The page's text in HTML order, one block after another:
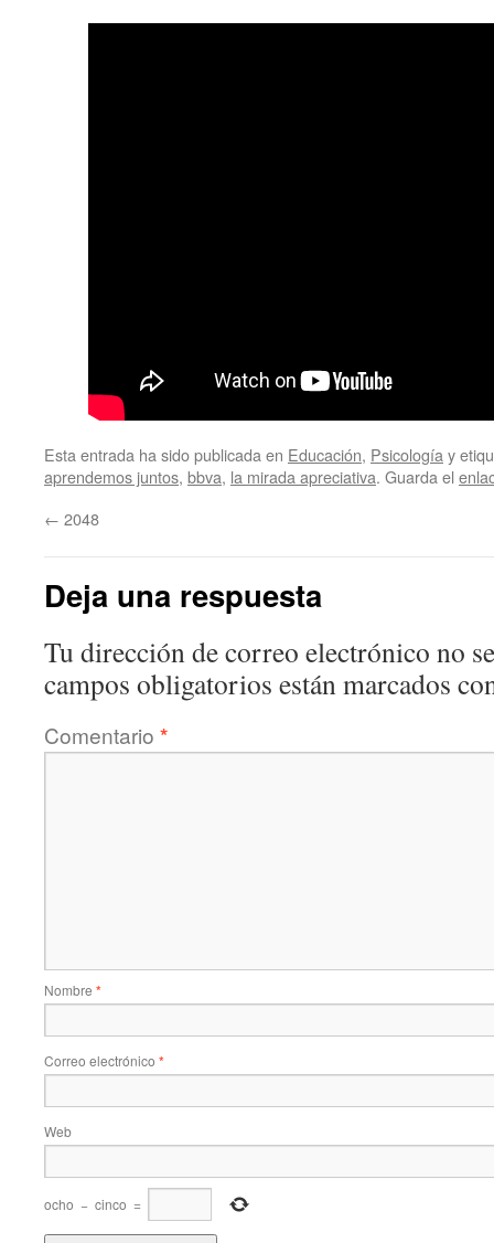
Esta entrada ha sido publicada en Educación, Psicología y
aprendemos juntos, bbva, la mirada apreciativa. Guarda el
← 2048
Deja una respuesta
Tu dirección de correo electrónico no
campos obligatorios están marcados
Comentario *
Nombre *
Correo electrónico *
Web
ocho − cinco =